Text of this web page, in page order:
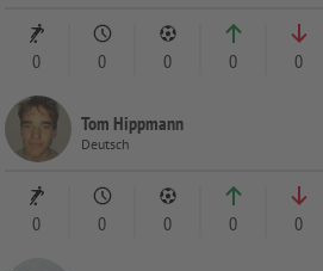
0 0 0 0 0
Tom Hippmann
Deutsch
0 0 0 0 0